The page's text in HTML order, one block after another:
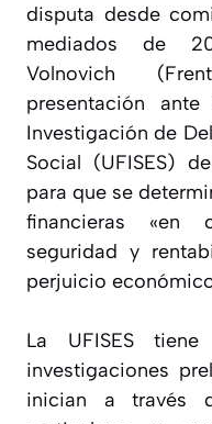
disputa desde
mediados de
Volnovich
presentación
Investigación de
Social (UFISES)
para que se
financieras «en
seguridad y
perjuicio
La UFISES
investigaciones
inician a través